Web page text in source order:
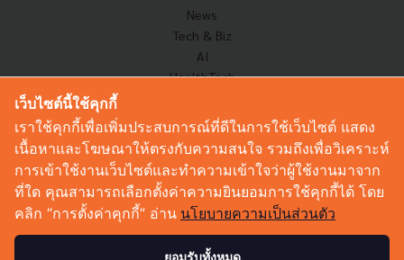
News
Tech & Biz
AI
HealthTech
Corp Innov
Saucy Thoughts
Sustainable
Videos
Podcast
เว็บไซต์นี้ใช้คุกกี้
เราใช้คุกกี้เพื่อเพิ่มประสบการณ์ที่ดีในการใช้เว็บไซต์ แสดง
เนื้อหาและโฆษณาให้ตรงกับความสนใจ รวมถึงเพื่อวิเคราะห์
การเข้าใช้งานเว็บไซต์และทำความเข้าใจว่าผู้ใช้งานมาจาก
ที่ใด คุณสามารถเลือกตั้งค่าความยินยอมการใช้คุกกี้ได้ โดย
คลิก “การตั้งค่าคุกกี้” อ่าน นโยบายความเป็นส่วนตัว
ยอมรับทั้งหมด